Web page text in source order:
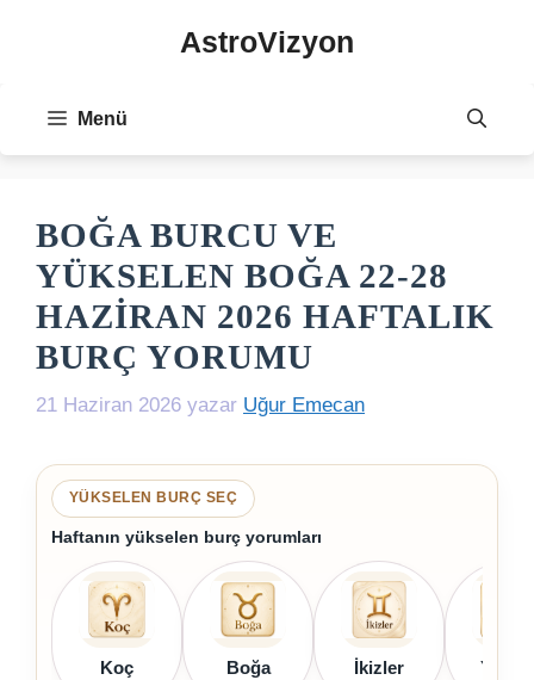
AstroVizyon
Menü
BOĞA BURCU VE
YÜKSELEN BOĞA 22-28
HAZIRAN 2026 HAFTALIK
BURÇ YORUMU
21 Haziran 2026 yazar Uğur Emecan
YÜKSELEN BURÇ SEÇ
Haftanın yükselen burç yorumları
Koç Boğa İkizler